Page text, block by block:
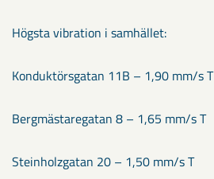
Högsta vibration i samhället:
Konduktörsgatan 11B – 1,90 mm/s T
Bergmästaregatan 8 – 1,65 mm/s T
Steinholzgatan 20 – 1,50 mm/s T